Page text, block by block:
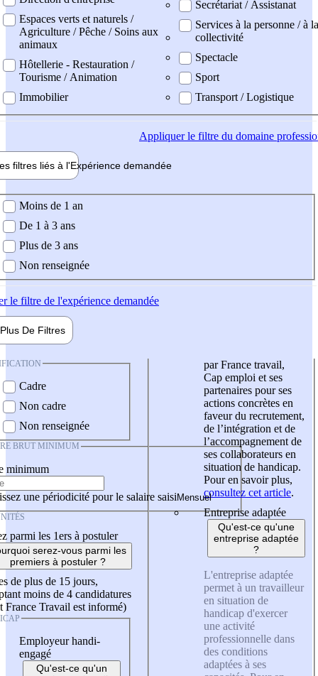
Espaces verts et naturels /
Agriculture / Pêche / Soins aux
animaux
Hôtellerie - Restauration /
Tourisme / Animation
Immobilier
Secrétariat / Assistanat
Services à la personne / à la
collectivité
Spectacle
Sport
Transport / Logistique
Appliquerle filtre du domaine
filtres liés à l'Expérience demandée
demandée
Moins de 1 an
De 1 à 3 ans
Plus de 3 ans
Non renseignée
le filtre de l'expérience demandée
Plus De Filtres
Cadre
Non cadre
Non renseignée
BRUT MINIMUM
minimum
une périodicité pour le salaire saisi
parmi les 1ers à postuler
serez-vous parmi les
premiers à postuler ?
de plus de 15 jours,
moins de 4 candidatures
France Travail est informé)
Employeur handi-
engagé
Qu'est-ce qu'un
par France travail,
Cap emploi et ses
partenaires pour ses
actions concrètes en
faveur du recrutement,
de l’intégration et de
l’accompagnement de
ses collaborateurs en
situation de handicap.
Pour en savoir plus,
consultez cet article.
Entreprise adaptée
Qu'est-ce qu'une
entreprise adaptée
?
L'entreprise adaptée
permet à un travailleur
en situation de
handicap d'exercer
une activité
professionnelle dans
des conditions
adaptées à ses